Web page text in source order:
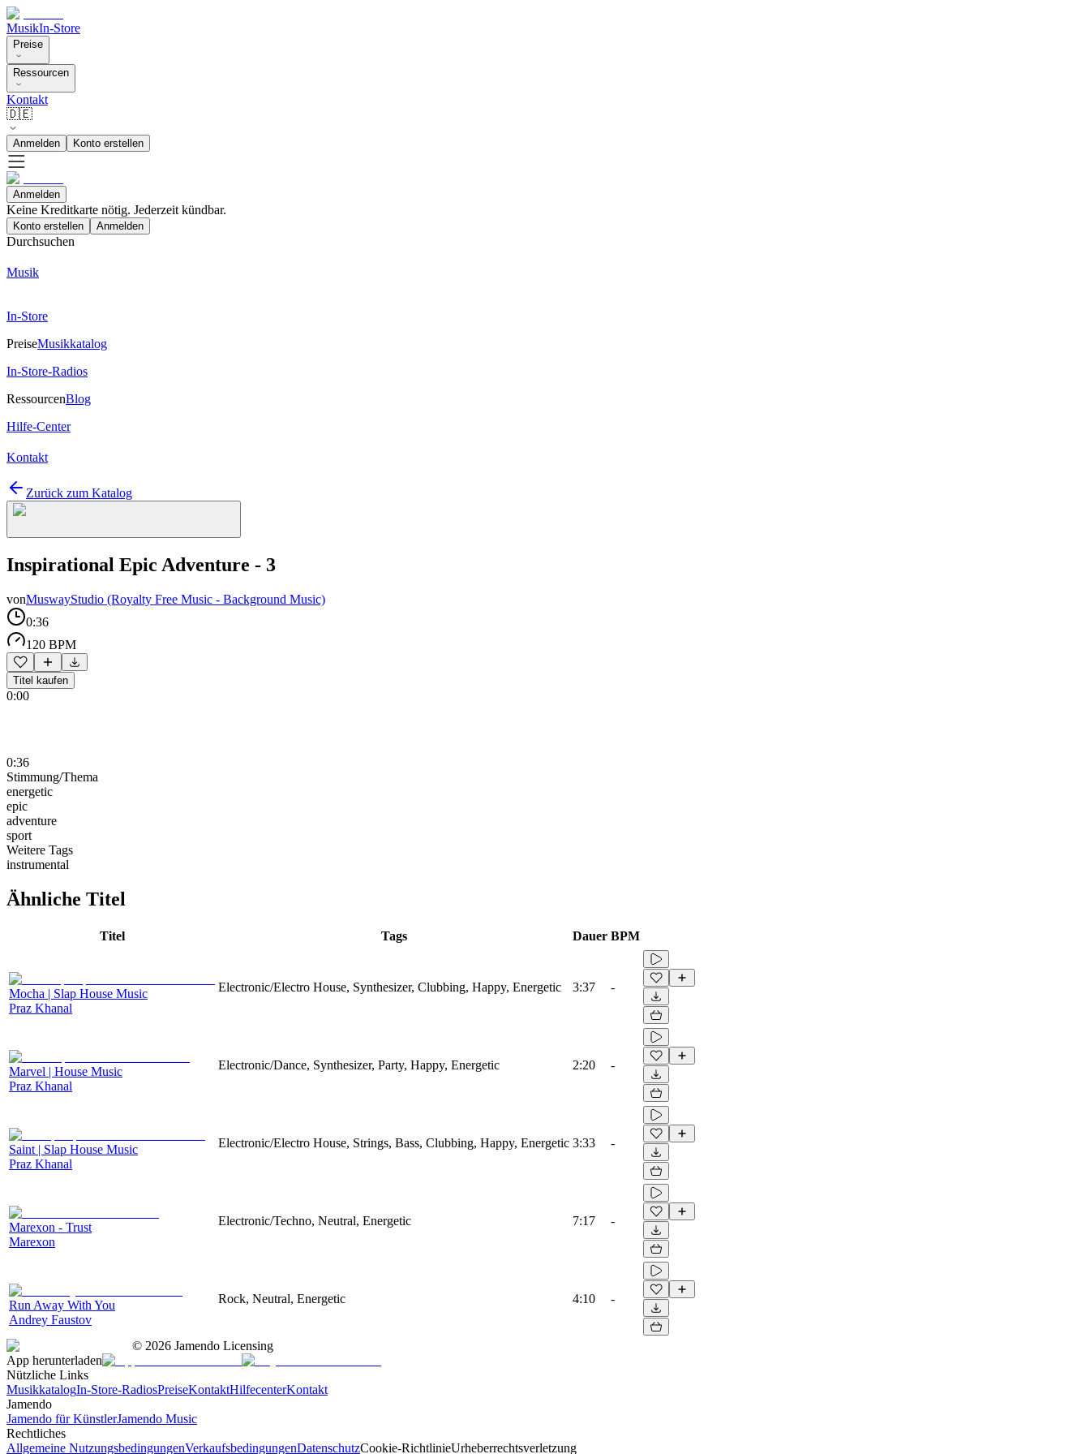
MusikIn-Store
Preise
Ressourcen
Kontakt
🇩🇪
Anmelden Konto erstellen
Anmelden
Keine Kreditkarte nötig. Jederzeit kündbar.
Konto erstellen Anmelden
Durchsuchen
Musik
In-Store
PreiseMusikkatalog
In-Store-Radios
RessourcenBlog
Hilfe-Center
Kontakt
Zurück zum Katalog
Inspirational Epic Adventure - 3
vonMuswayStudio (Royalty Free Music - Background Music)
0:36
120 BPM
Titel kaufen
0:00
0:36
Stimmung/Thema
energetic
epic
adventure
sport
Weitere Tags
instrumental
Ähnliche Titel
Titel Tags Dauer BPM
Mocha | Slap House Music
Praz Khanal
Electronic/Electro House, Synthesizer, Clubbing, Happy, Energetic 3:37 -
Marvel | House Music
Praz Khanal
Electronic/Dance, Synthesizer, Party, Happy, Energetic 2:20 -
Saint | Slap House Music
Praz Khanal
Electronic/Electro House, Strings, Bass, Clubbing, Happy, Energetic 3:33 -
Marexon - Trust
Marexon
Electronic/Techno, Neutral, Energetic 7:17 -
Run Away With You
Andrey Faustov
Rock, Neutral, Energetic 4:10 -
© 2026 Jamendo Licensing
App herunterladen
Nützliche Links
MusikkatalogIn-Store-RadiosPreiseKontaktHilfecenterKontakt
Jamendo
Jamendo für KünstlerJamendo Music
Rechtliches
Allgemeine NutzungsbedingungenVerkaufsbedingungenDatenschutzCookie-RichtlinieUrheberrechtsverletzung